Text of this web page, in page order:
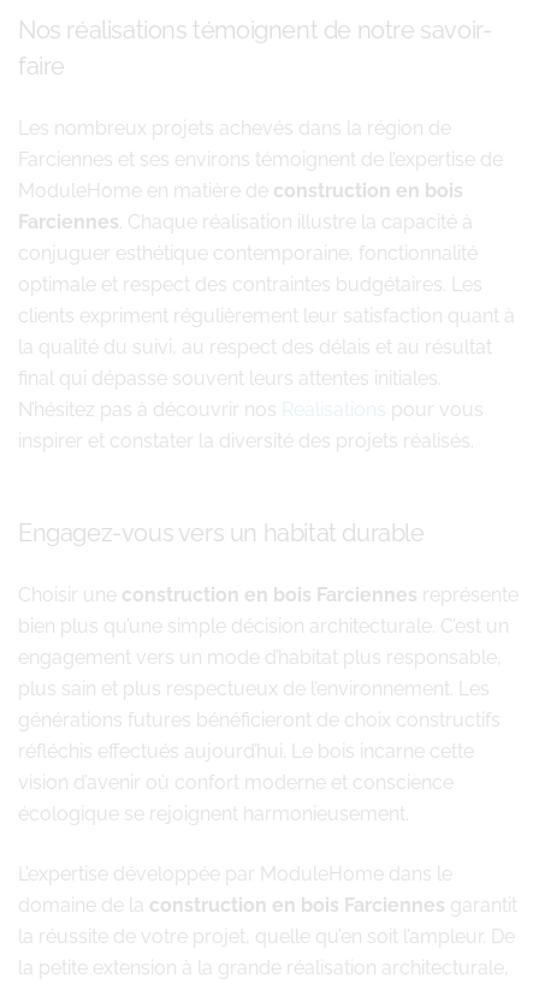
Nos réalisations témoignent de notre savoir-
faire
Les nombreux projets achevés dans la région de
Farciennes et ses environs témoignent de l’expertise de
ModuleHome en matière de construction en bois
Farciennes. Chaque réalisation illustre la capacité à
conjuguer esthétique contemporaine, fonctionnalité
optimale et respect des contraintes budgétaires. Les
clients expriment régulièrement leur satisfaction quant à
la qualité du suivi, au respect des délais et au résultat
final qui dépasse souvent leurs attentes initiales.
N’hésitez pas à découvrir nos Realisations pour vous
inspirer et constater la diversité des projets réalisés.
Engagez-vous vers un habitat durable
Choisir une construction en bois Farciennes représente
bien plus qu’une simple décision architecturale. C’est un
engagement vers un mode d’habitat plus responsable,
plus sain et plus respectueux de l’environnement. Les
générations futures bénéficieront de choix constructifs
réfléchis effectués aujourd’hui. Le bois incarne cette
vision d’avenir où confort moderne et conscience
écologique se rejoignent harmonieusement.
L’expertise développée par ModuleHome dans le
domaine de la construction en bois Farciennes garantit
la réussite de votre projet, quelle qu’en soit l’ampleur. De
la petite extension à la grande réalisation architecturale,